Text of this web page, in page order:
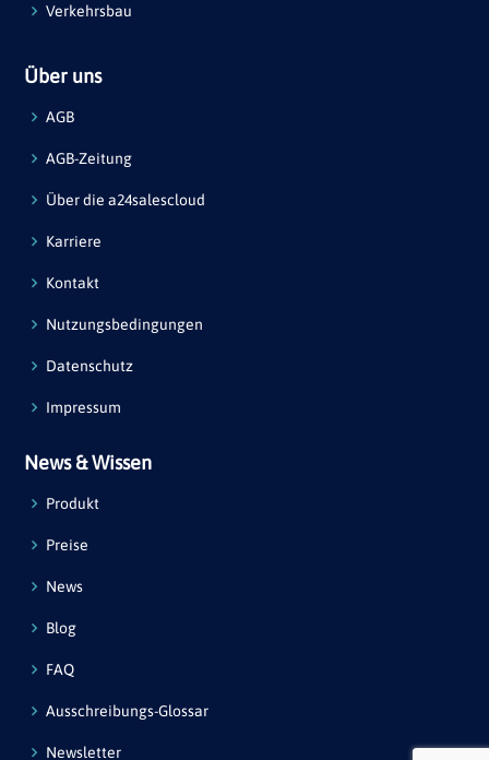
Verkehrsbau
Über uns
AGB
AGB-Zeitung
Über die a24salescloud
Karriere
Kontakt
Nutzungsbedingungen
Datenschutz
Impressum
News & Wissen
Produkt
Preise
News
Blog
FAQ
Ausschreibungs-Glossar
Newsletter